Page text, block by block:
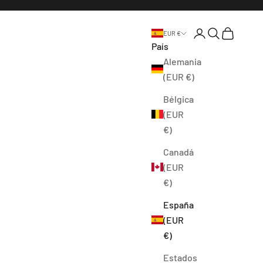
EUR €
País
Alemania
(EUR €)
Bélgica
(EUR
€)
Canadá
(EUR
€)
España
(EUR
€)
Estados
Abrir página de
AbrirAbrir